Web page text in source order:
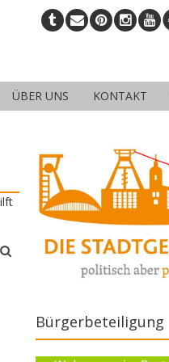
ÜBER UNS KONTAKT
Bürgerbeteiligung